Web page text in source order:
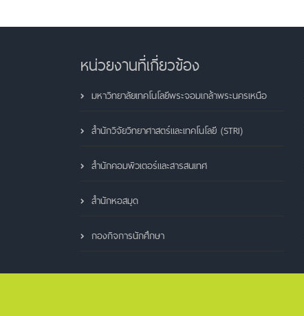
หน่วยงานที่เกี่ยวข้อง
มหาวิทยาลัยเทคโนโลยีพระจอมเกล้าพระนครเหนือ
สำนักวิจัยวิทยาศาสตร์และเทคโนโลยี (STRI)
สำนักคอมพิวเตอร์และสารสนเทศ
สำนักหอสมุด
กองกิจการนักศึกษา